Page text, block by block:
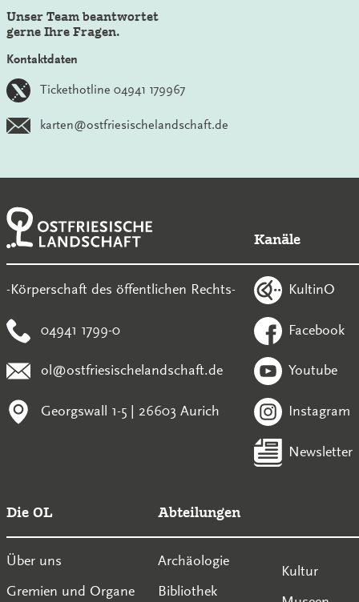
Unser Team beantwortet
gerne Ihre Fragen.
Kontaktdaten
Tickethotline 04941 179967
karten@ostfriesischelandschaft.de
-Körperschaft des öffentlichen Rechts-
04941 1799-0
ol@ostfriesischelandschaft.de
Georgswall 1-5 | 26603 Aurich
Kanäle
KultinO
Facebook
Youtube
Instagram
Newsletter
Die OL
Über uns
Gremien und Organe
Abteilungen
Archäologie
Bibliothek
Kultur